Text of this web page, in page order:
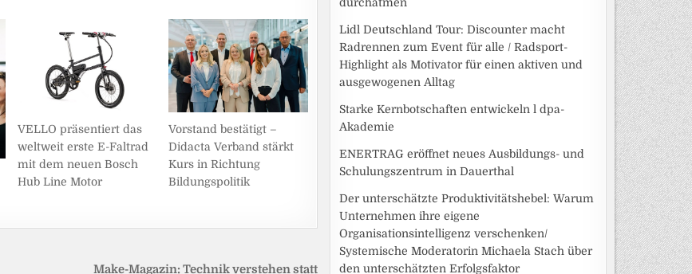
VELLO präsentiert das
weltweit erste E-Faltrad
mit dem neuen Bosch
Hub Line Motor
Vorstand bestätigt –
Didacta Verband stärkt
Kurs in Richtung
Bildungspolitik
Make-Magazin: Technik verstehen statt
durchatmen
Lidl Deutschland Tour: Discounter macht
Radrennen zum Event für alle / Radsport-
Highlight als Motivator für einen aktiven und
ausgewogenen Alltag
Starke Kernbotschaften entwickeln l dpa-
Akademie
ENERTRAG eröffnet neues Ausbildungs- und
Schulungszentrum in Dauerthal
Der unterschätzte Produktivitätshebel: Warum
Unternehmen ihre eigene
Organisationsintelligenz verschenken/
Systemische Moderatorin Michaela Stach über
den unterschätzten Erfolgsfaktor